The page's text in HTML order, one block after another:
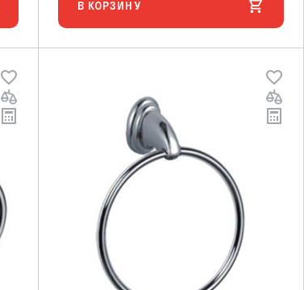
В КОРЗИНУ